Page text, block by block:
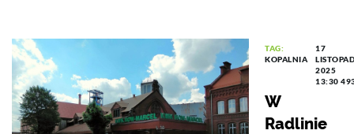
TAG:
KOPALNIA
17
2025
13:30
W
Radlinie